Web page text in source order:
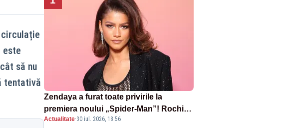
circulație
este
să nu
tentativă
Zendaya a furat toate privirile la
premiera noului „Spider-Man”! Rochia
inspirată de pânza de păianjen a făcut
Actualitate·30 iul. 2026, 18:56